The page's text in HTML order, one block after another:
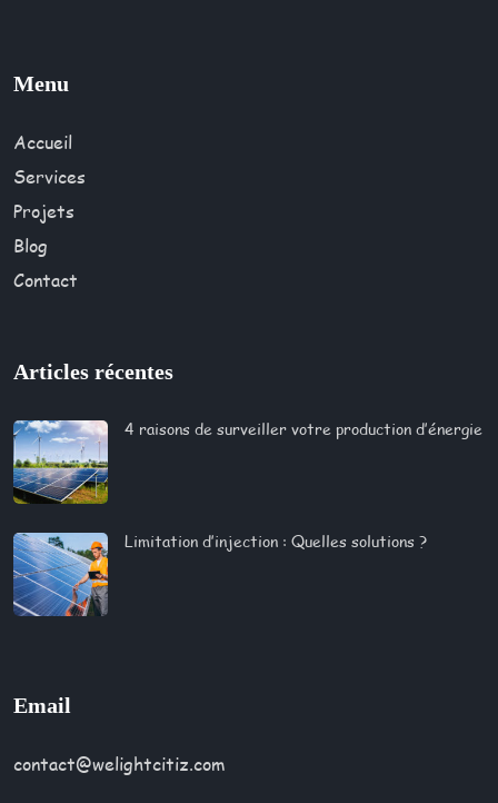
Menu
Accueil
Services
Projets
Blog
Contact
Articles récentes
4 raisons de surveiller votre production d’énergie
Limitation d’injection : Quelles solutions ?​
Email
contact@welightcitiz.com